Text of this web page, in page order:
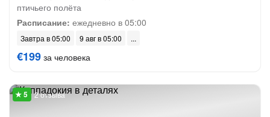
птичьего полёта
Расписание: ежедневно в 05:00
Завтра в 05:00 9 авг в 05:00
€199 за человека
2 отзыва